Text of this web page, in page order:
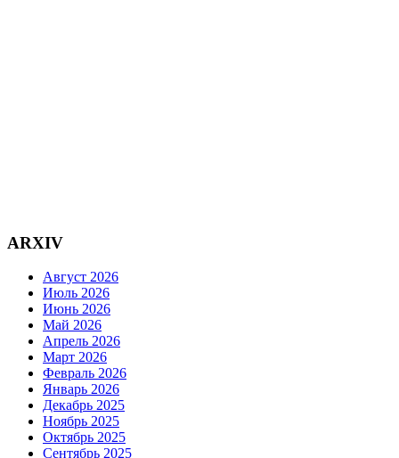
ARXIV
Август 2026
Июль 2026
Июнь 2026
Май 2026
Апрель 2026
Март 2026
Февраль 2026
Январь 2026
Декабрь 2025
Ноябрь 2025
Октябрь 2025
Сентябрь 2025